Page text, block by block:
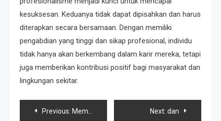
kesuksesan. Keduanya tidak dapat dipisahkan dan harus
diterapkan secara bersamaan. Dengan memiliki
pengabdian yang tinggi dan sikap profesional, individu
tidak hanya akan berkembang dalam karir mereka, tetapi
juga memberikan kontribusi positif bagi masyarakat dan
lingkungan sekitar.
PostPrevious: Membangun Kepemimpinan Profesional Next: dan